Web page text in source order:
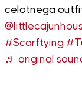
celotnega
#Scarftying
♬ original